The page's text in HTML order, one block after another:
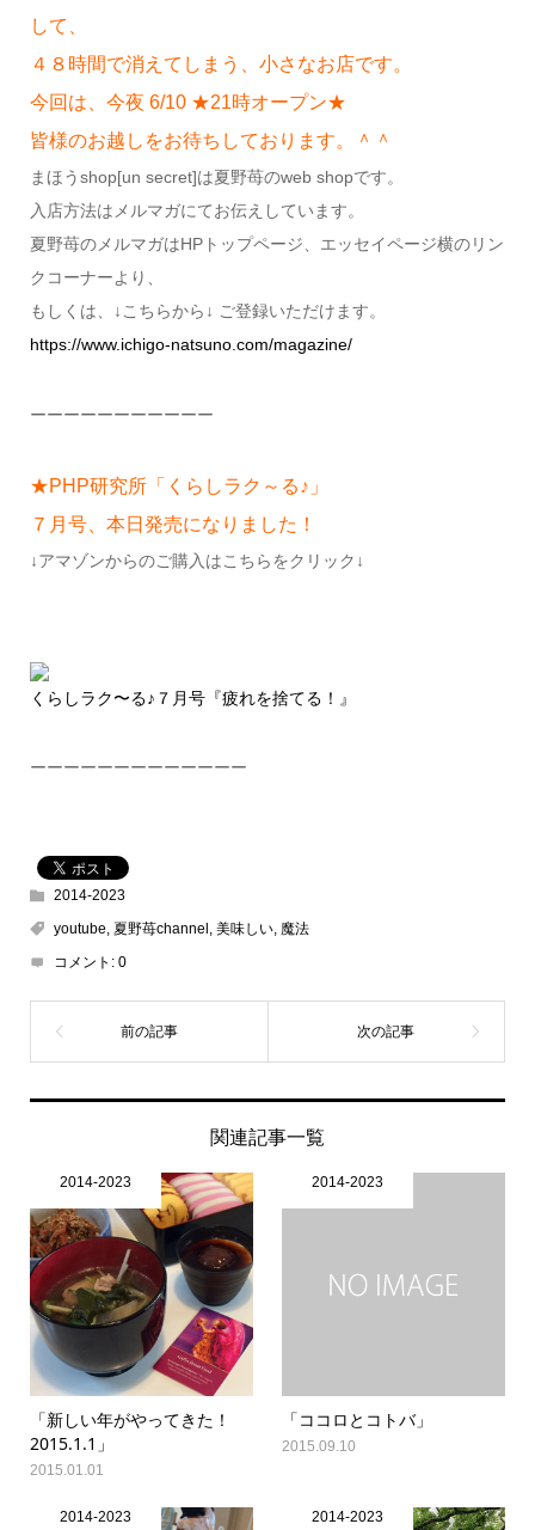
して、
４８時間で消えてしまう、小さなお店です。
今回は、今夜 6/10 ★21時オープン★
皆様のお越しをお待ちしております。＾＾
まほうshop[un secret]は夏野苺のweb shopです。
入店方法はメルマガにてお伝えしています。
夏野苺のメルマガはHPトップページ、エッセイページ横のリン
クコーナーより、
もしくは、↓こちらから↓ ご登録いただけます。
https://www.ichigo-natsuno.com/magazine/
ーーーーーーーーーーー
★PHP研究所「くらしラク～る♪」
７月号、本日発売になりました！
↓アマゾンからのご購入はこちらをクリック↓
くらしラク〜る♪７月号『疲れを捨てる！』
ーーーーーーーーーーーーー
2014-2023
youtube, 夏野苺channel , 美味しい, 魔法
コメント: 0
関連記事一覧
2014-2023
「新しい年がやってきた！
2015.1.1」
2015.01.01
2014-2023
「ココロとコトバ」
2015.09.10
2014-2023 2014-2023